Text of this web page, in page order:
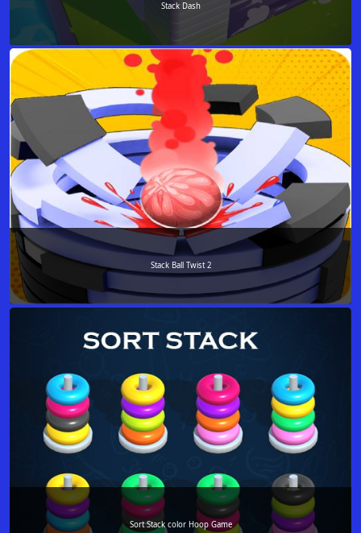
Stack Dash
Stack Ball Twist 2
Sort Stack color Hoop Game